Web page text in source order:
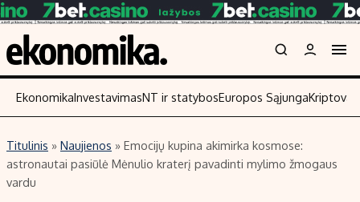
Turinys
Naujienos
Skaitykite
EkonomikaInvestavimasNT ir statybosEuropos Sąjunga
Titulinis » Naujienos » Emocijų kupina akimirka kosmose:
astronautai pasiūlė Mėnulio kraterį pavadinti mylimo žmogaus
vardu